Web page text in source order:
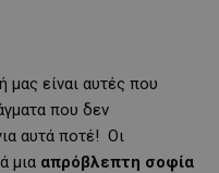
μας είναι αυτές που
που δεν
αυτά ποτέ! Οι
μια απρόβλεπτη σοφία